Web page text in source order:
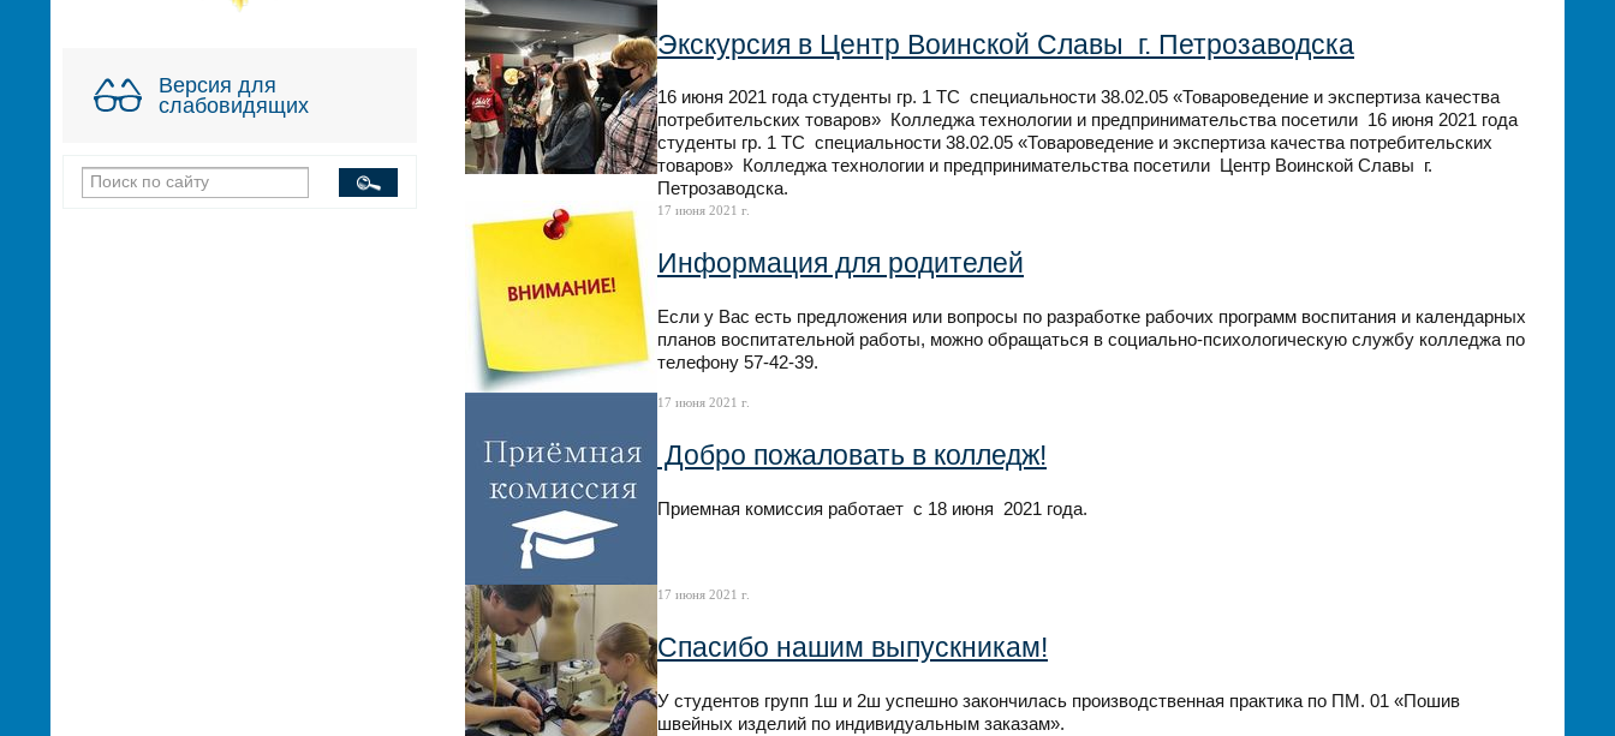
Версия для
слабовидящих
Экскурсия в Центр Воинской Славы г. Петрозаводска
16 июня 2021 года студенты гр. 1 ТС специальности 38.02.05 «Товароведение и экспертиза качества
потребительских товаров» Колледжа технологии и предпринимательства посетили 16 июня 2021 года
студенты гр. 1 ТС специальности 38.02.05 «Товароведение и экспертиза качества потребительских
товаров» Колледжа технологии и предпринимательства посетили Центр Воинской Славы г.
Петрозаводска.
17 июня 2021 г.
Информация для родителей
Если у Вас есть предложения или вопросы по разработке рабочих программ воспитания и календарных
планов воспитательной работы, можно обращаться в социально-психологическую службу колледжа по
телефону 57-42-39.
17 июня 2021 г.
Добро пожаловать в колледж!
Приемная комиссия работает с 18 июня 2021 года.
17 июня 2021 г.
Спасибо нашим выпускникам!
У студентов групп 1ш и 2ш успешно закончилась производственная практика по ПМ. 01 «Пошив
швейных изделий по индивидуальным заказам».